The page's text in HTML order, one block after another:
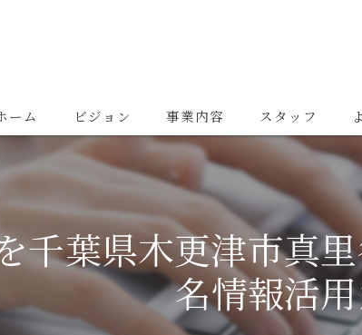
ーム ビジョン 事業内容 スタッフ
千葉県木更津市真
名情報活